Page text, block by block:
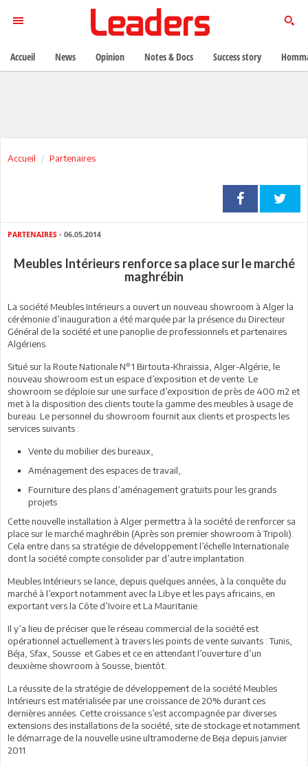
Accueil Partenaires
PARTENAIRES - 06.05.2014
Meubles Intérieurs renforce sa place sur le marché
maghrébin
La société Meubles Intérieurs a ouvert un nouveau showroom à Alger la
cérémonie d’inauguration a été marquée par la présence du Directeur
Général de la société et une panoplie de professionnels et partenaires
Algériens.
Situé sur la Route Nationale N°1 Birtouta-Khraissia, Alger-Algérie, le
nouveau showroom est un espace d’exposition et de vente. Le
showroom se déploie sur une surface d’exposition de près de 400 m2 et
met à la disposition des clients toute la gamme des meubles à usage de
bureau. Le personnel du showroom fournit aux clients et prospects les
services suivants :
Vente du mobilier des bureaux,
Aménagement des espaces de travail,
Fourniture des plans d’aménagement gratuits pour les grands
projets
Cette nouvelle installation à Alger permettra à la société de renforcer sa
place sur le marché maghrébin (Après son premier showroom à Tripoli).
Cela entre dans sa stratégie de développement l’échelle Internationale
dont la société compte consolider par d’autre implantation.
Meubles Intérieurs se lance, depuis quelques années, à la conquête du
marché à l’export notamment avec la Libye et les pays africains, en
exportant vers la Côte d’Ivoire et La Mauritanie.
Il y’a lieu de préciser que le réseau commercial de la société est
opérationnel actuellement à travers les points de vente suivants : Tunis,
Béja, Sfax, Sousse et Gabes et ce en attendant l’ouverture d’un
deuxième showroom à Sousse, bientôt.
La réussite de la stratégie de développement de la société Meubles
Intérieurs est matérialisée par une croissance de 20% durant ces
dernières années. Cette croissance s’est accompagnée par diverses
extensions des installations de la société, site de stockage et notamment
le démarrage de la nouvelle usine ultramoderne de Beja depuis janvier
2011.
Accueil News Opinion Notes & Docs Success story